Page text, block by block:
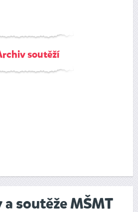
soutěží
soutěže MŠMT